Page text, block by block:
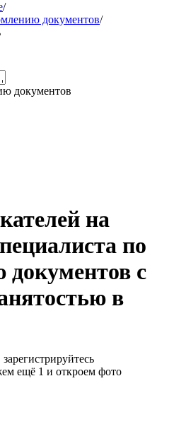
/
документов/
документов
на
по
с
в
ещё 1 и откроем фото